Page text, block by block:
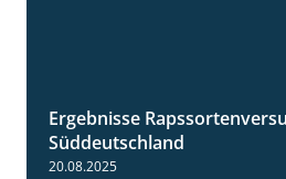
Ergebnisse
Süddeutschland
20.08.2025